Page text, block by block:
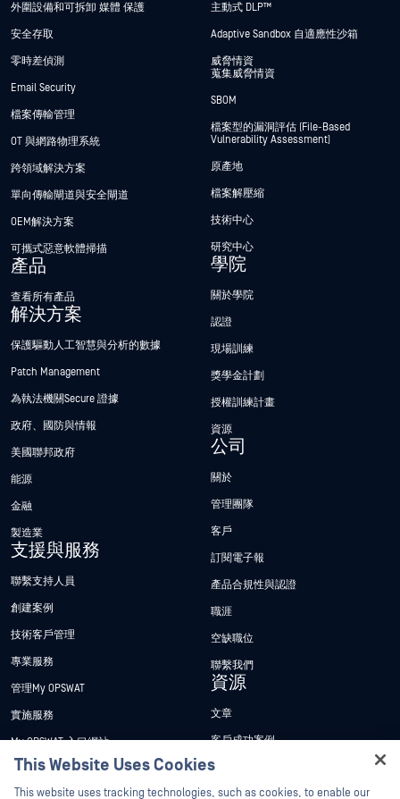
外圍設備和可拆卸 媒體 保護
安全存取
零時差偵測
Email Security
檔案傳輸管理
OT 與網路物理系統
跨領域解決方案
單向傳輸閘道與安全閘道
OEM解決方案
可攜式惡意軟體掃描
產品
查看所有產品
解決方案
保護驅動人工智慧與分析的數據
Patch Management
為執法機關Secure 證據
政府、國防與情報
美國聯邦政府
能源
金融
製造業
支援與服務
聯繫支持人員
創建案例
技術客戶管理
專業服務
管理My OPSWAT
實施服務
My OPSWAT 入口網站
技術檔案
訓練
主動式 DLP™
Adaptive Sandbox 自適應性沙箱
威脅情資
蒐集威脅情資
SBOM
檔案型的漏洞評估 (File-Based
Vulnerability Assessment)
原產地
檔案解壓縮
技術中心
研究中心
學院
關於學院
認證
現場訓練
獎學金計劃
授權訓練計畫
資源
公司
關於
管理團隊
客戶
訂閱電子報
產品合規性與認證
職涯
空缺職位
聯繫我們
資源
文章
客戶成功案例
新聞稿
新聞報導
This Website Uses Cookies
This website uses tracking technologies, such as cookies, to enable our
Hey there!